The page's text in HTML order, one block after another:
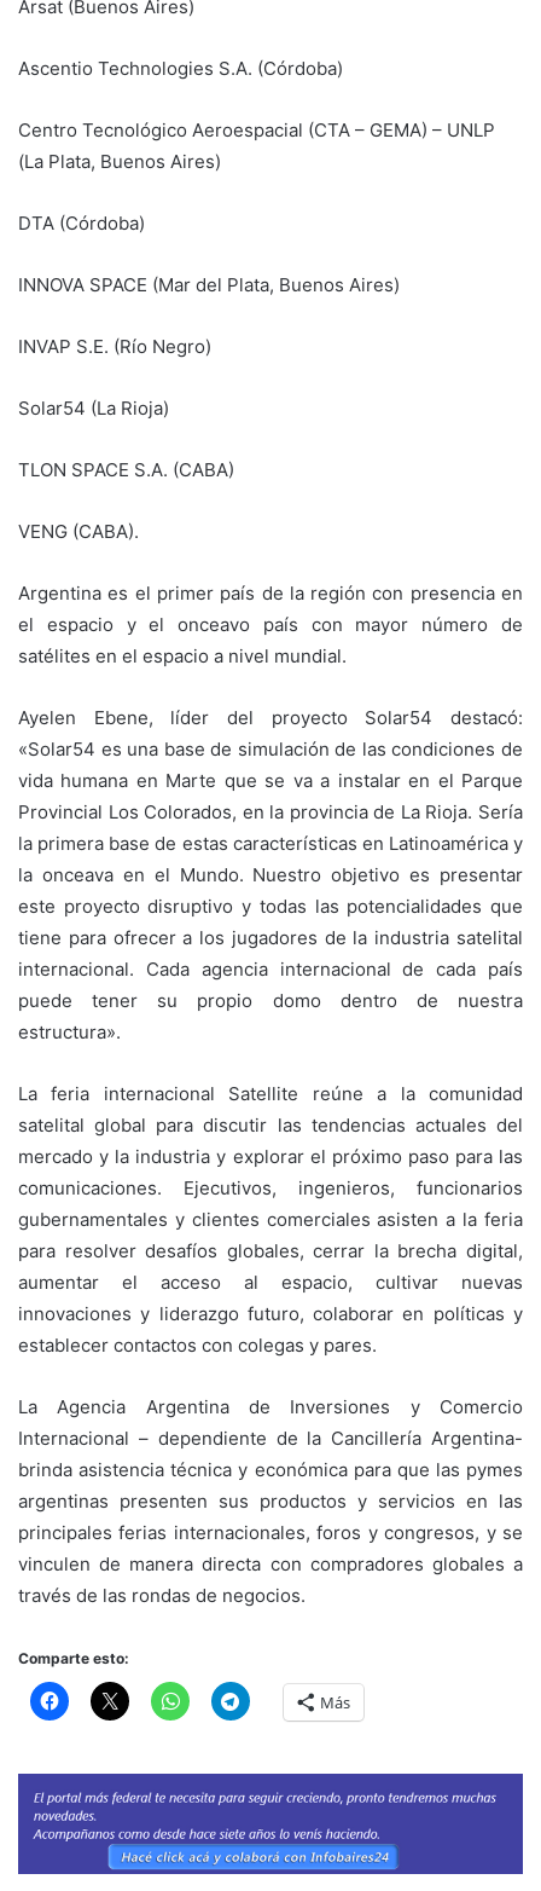
Arsat (Buenos Aires)
Ascentio Technologies S.A. (Córdoba)
Centro Tecnológico Aeroespacial (CTA – GEMA) – UNLP
(La Plata, Buenos Aires)
DTA (Córdoba)
INNOVA SPACE (Mar del Plata, Buenos Aires)
INVAP S.E. (Río Negro)
Solar54 (La Rioja)
TLON SPACE S.A. (CABA)
VENG (CABA).
Argentina es el primer país de la región con presencia en
el espacio y el onceavo país con mayor número de
satélites en el espacio a nivel mundial.
Ayelen Ebene, líder del proyecto Solar54 destacó:
«Solar54 es una base de simulación de las condiciones de
vida humana en Marte que se va a instalar en el Parque
Provincial Los Colorados, en la provincia de La Rioja. Sería
la primera base de estas características en Latinoamérica y
la onceava en el Mundo. Nuestro objetivo es presentar
este proyecto disruptivo y todas las potencialidades que
tiene para ofrecer a los jugadores de la industria satelital
internacional. Cada agencia internacional de cada país
puede tener su propio domo dentro de nuestra
estructura».
La feria internacional Satellite reúne a la comunidad
satelital global para discutir las tendencias actuales del
mercado y la industria y explorar el próximo paso para las
comunicaciones. Ejecutivos, ingenieros, funcionarios
gubernamentales y clientes comerciales asisten a la feria
para resolver desafíos globales, cerrar la brecha digital,
aumentar el acceso al espacio, cultivar nuevas
innovaciones y liderazgo futuro, colaborar en políticas y
establecer contactos con colegas y pares.
La Agencia Argentina de Inversiones y Comercio
Internacional – dependiente de la Cancillería Argentina-
brinda asistencia técnica y económica para que las pymes
argentinas presenten sus productos y servicios en las
principales ferias internacionales, foros y congresos, y se
vinculen de manera directa con compradores globales a
través de las rondas de negocios.
Comparte esto:
Más